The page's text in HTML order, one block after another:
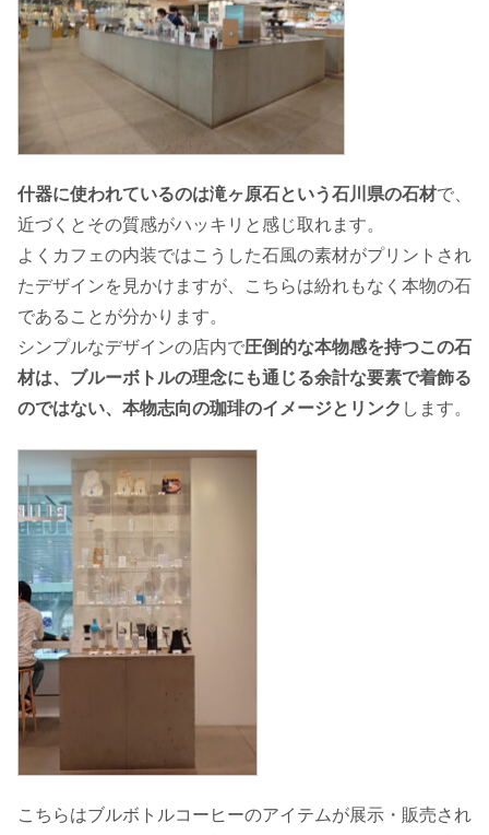
什器に使われているのは滝ヶ原石という石川県の石材で、
近づくとその質感がハッキリと感じ取れます。
よくカフェの内装ではこうした石風の素材がプリントされ
たデザインを見かけますが、こちらは紛れもなく本物の石
であることが分かります。
シンプルなデザインの店内で圧倒的な本物感を持つこの石
材は、ブルーボトルの理念にも通じる余計な要素で着飾る
のではない、本物志向の珈琲のイメージとリンク します。
こちらはブルボトルコーヒーのアイテムが展示・販売され